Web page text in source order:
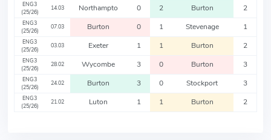
ENG3
(25/26)
14.03 Northampto 0 2 Burton 2
ENG3
(25/26)
07.03 Burton 0 1 Stevenage 1
ENG3
(25/26)
03.03 Exeter 1 1 Burton 2
ENG3
(25/26)
28.02 Wycombe 3 0 Burton 3
ENG3
(25/26)
24.02 Burton 3 0 Stockport 3
ENG3
(25/26)
21.02 Luton 1 1 Burton 2